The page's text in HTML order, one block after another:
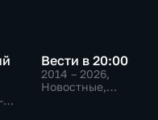
Вести в 20:00
2014 – 2026,
Новостные,